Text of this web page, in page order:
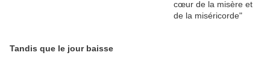
Tandis que le jour baisse